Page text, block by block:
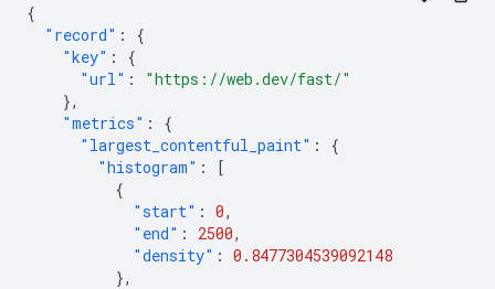
{
"record" :
{
"key" :
{
"url" :
"https://web.dev/fast/"
},
"metrics" :
{
"largest_contentful_paint" :
{
"histogram" :
[
{
"start" : 0,
"end" : 2500,
"density" : 0.8477304539092148
},